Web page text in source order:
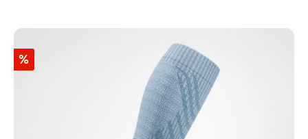
Salta la galleria dei prodotti
%